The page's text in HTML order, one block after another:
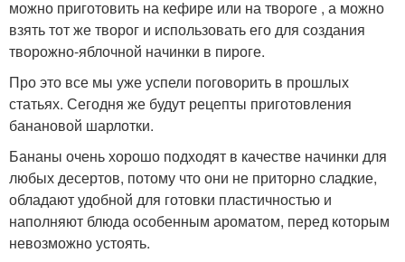
можно приготовить на кефире или на твороге , а можно
взять тот же творог и использовать его для создания
творожно-яблочной начинки в пироге.
Про это все мы уже успели поговорить в прошлых
статьях. Сегодня же будут рецепты приготовления
банановой шарлотки.
Бананы очень хорошо подходят в качестве начинки для
любых десертов, потому что они не приторно сладкие,
обладают удобной для готовки пластичностью и
наполняют блюда особенным ароматом, перед которым
невозможно устоять.